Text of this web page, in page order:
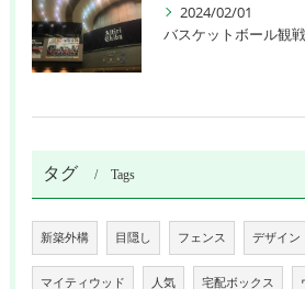
2024/02/01
バスケットボール観
タグ Tags
新築外構 目隠し フェンス デザイン
マイティウッド 人気 宅配ボックス